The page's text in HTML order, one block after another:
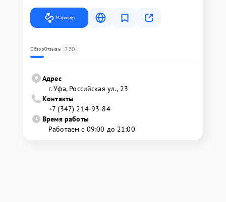
Маршрут
ОбзорОтзывы 220
Адрес
г. Уфа, Российская ул., 23
Контакты
+7 (347) 214-93-84
Время работы
Работаем с 09:00 до 21:00